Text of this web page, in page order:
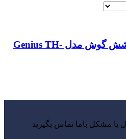
جعبه بیت 15 پارچه آلنی شش گوش مدل Genius TH-
مشکل باما تماس بگیرید